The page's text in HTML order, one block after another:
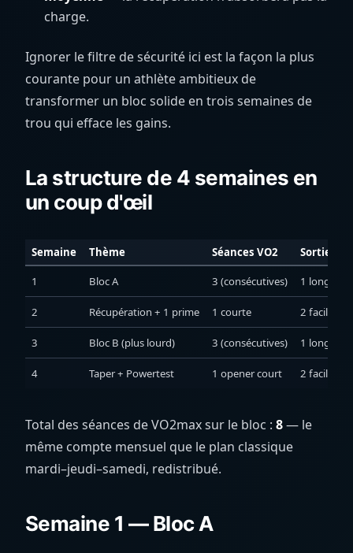
charge.
Ignorer le filtre de sécurité ici est la façon la plus
courante pour un athlète ambitieux de
transformer un bloc solide en trois semaines de
trou qui efface les gains.
La structure de 4 semaines en
un coup d'œil
Semaine Thème Séances VO2 Sorties Z2
1 Bloc A 3 (consécutives) 1 longue
2 Récupération + 1 prime 1 courte 2 faciles
3 Bloc B (plus lourd) 3 (consécutives) 1 longue
4 Taper + Powertest 1 opener court 2 faciles +
Total des séances de VO2max sur le bloc : 8— le
même compte mensuel que le plan classique
mardi–jeudi–samedi, redistribué.
Semaine 1 — Bloc A